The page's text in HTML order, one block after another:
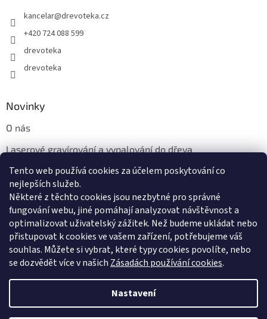
Tento web používá cookies za účelem poskytování co
nejlepších služeb.
Některé z těchto cookies jsou nezbytné pro správné
fungování webu, jiné pomáhají analyzovat návštěvnost a
optimalizovat uživatelský zážitek. Než budeme ukládat nebo
přistupovat k cookies ve vašem zařízení, potřebujeme váš
souhlas. Můžete si vybrat, které typy cookies povolíte, nebo
se dozvědět více v našich Zásadách používání cookies.
Nastavení
kancelar@drevoteka.cz
+420 724 088 599
drevoteka
drevoteka
Novinky
O nás
Laserové gravírování a vypalování do dřeva
Proč jíst z přírodních dřevěných talířů: Ekologická a Stylová
Volba